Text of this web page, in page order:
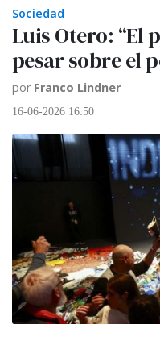
Sociedad
Luis Otero: “El
pesar sobre el
por Franco Lindner
16-06-2026 16:50